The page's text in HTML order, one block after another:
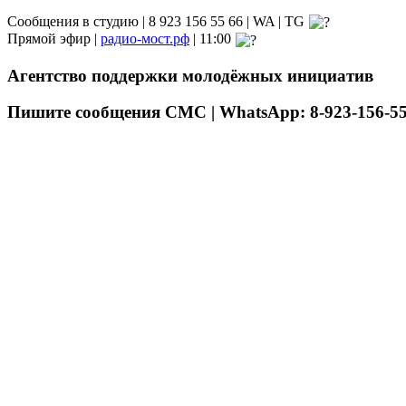
Сообщения в студию | 8 923 156 55 66 | WA | TG
Прямой эфир | радио-мост.рф | 11:00
Агентство поддержки молодёжных инициатив
Пишите сообщения СМС | WhatsApp: 8-923-156-